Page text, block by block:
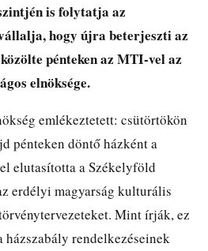
is folytatja az
hogy újra beterjeszti az
pénteken az MTI-vel az
elnöksége.
emlékeztetett: csütörtökön
pénteken döntő házként a
elutasította a Székelyföld
erdélyi magyarság kulturális
Mint írják, ez
házszabály rendelkezéseinek